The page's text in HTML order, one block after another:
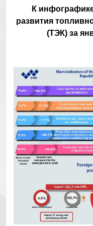
К
развития
(ТЭК) за